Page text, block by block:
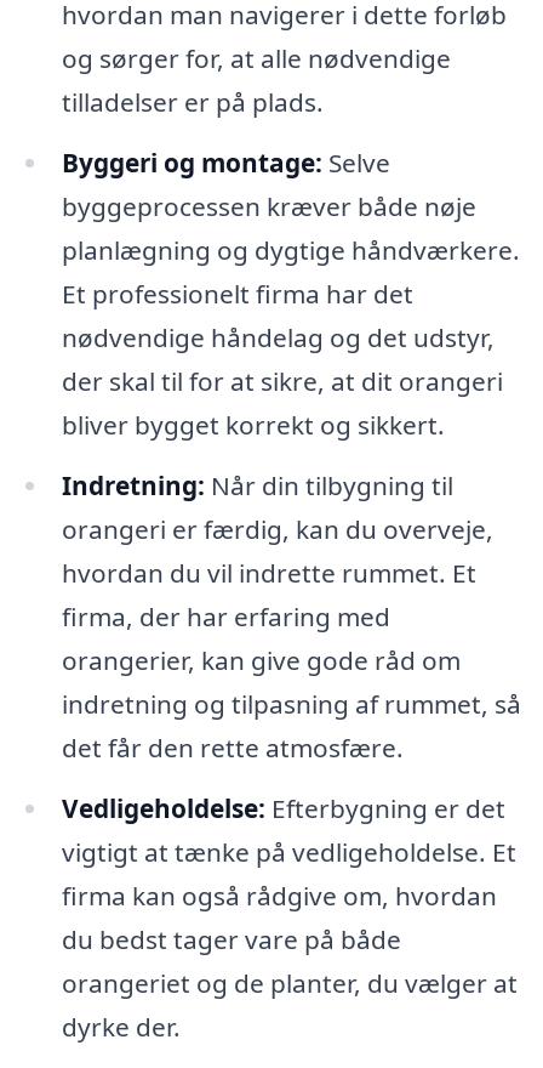
hvordan man navigerer i dette forløb
og sørger for, at alle nødvendige
tilladelser er på plads.
Byggeri og montage: Selve
byggeprocessen kræver både nøje
planlægning og dygtige håndværkere.
Et professionelt firma har det
nødvendige håndelag og det udstyr,
der skal til for at sikre, at dit orangeri
bliver bygget korrekt og sikkert.
Indretning: Når din tilbygning til
orangeri er færdig, kan du overveje,
hvordan du vil indrette rummet. Et
firma, der har erfaring med
orangerier, kan give gode råd om
indretning og tilpasning af rummet, så
det får den rette atmosfære.
Vedligeholdelse: Efterbygning er det
vigtigt at tænke på vedligeholdelse. Et
firma kan også rådgive om, hvordan
du bedst tager vare på både
orangeriet og de planter, du vælger at
dyrke der.